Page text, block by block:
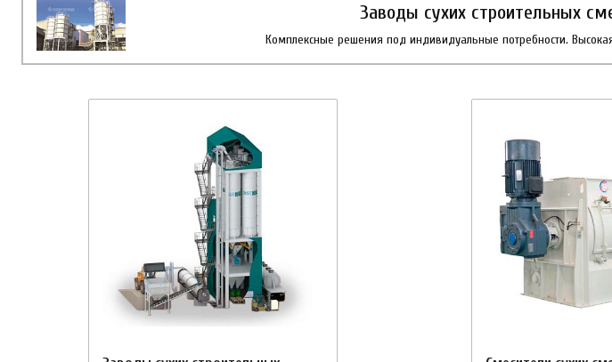
Заводы сухих строительных
Комплексные решения под индивидуальные потребности.